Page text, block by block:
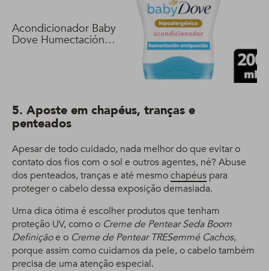
Acondicionador Baby
Dove Humectación
5. Aposte em chapéus, tranças e
penteados
Apesar de todo cuidado, nada melhor do que evitar o
contato dos fios com o sol e outros agentes, né? Abuse
dos penteados, tranças e até mesmochapéus para
proteger o cabelo dessa exposição demasiada.
Uma dica ótima é escolher produtos que tenham
proteção UV, como o Creme de Pentear Seda Boom
Definiçãoe o Creme de Pentear TRESemmé Cachos,
porque assim como cuidamos da pele, o cabelo também
precisa de uma atenção especial.